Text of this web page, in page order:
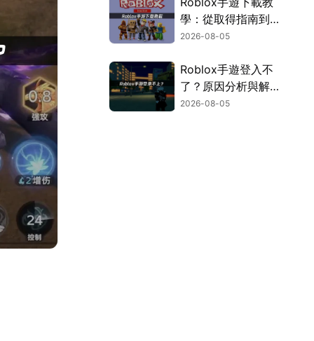
學：從取得指南到登
入疑難排解！
2026-08-05
Roblox手遊登入不
了？原因分析與解決
方案！
2026-08-05